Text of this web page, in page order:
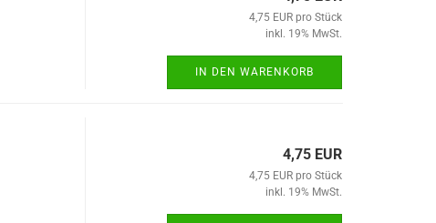
4,75 EUR pro Stück
inkl. 19% MwSt.
IN DEN WARENKORB
4,75 EUR
4,75 EUR pro Stück
inkl. 19% MwSt.